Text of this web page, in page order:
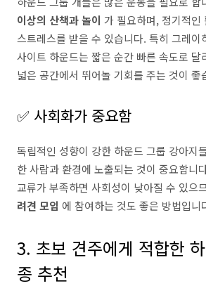
이상의 산책과 놀이 가 필요하며, 정기적인
스트레스를 받을 수 있습니다. 특히 그레이
사이트 하운드는 짧은 순간 빠른 속도로 달
넓은 공간에서 뛰어놀 기회를 주는 것이 좋
✅ 사회화가 중요함
독립적인 성향이 강한 하운드 그룹 강아지
한 사람과 환경에 노출되는 것이 중요합니
교류가 부족하면 사회성이 낮아질 수 있으
려견 모임 에 참여하는 것도 좋은 방법입니
3. 초보 견주에게 적합한
종 추천